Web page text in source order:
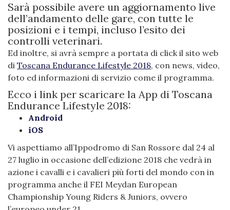
Sarà possibile avere un aggiornamento live
dell’andamento delle gare, con tutte le
posizioni e i tempi, incluso l’esito dei
controlli veterinari.
Ed inoltre, si avrà sempre a portata di click il sito web
di Toscana Endurance Lifestyle 2018, con news, video,
foto ed informazioni di servizio come il programma.
Ecco i link per scaricare la App di Toscana
Endurance Lifestyle 2018:
Android
iOS
Vi aspettiamo all’Ippodromo di San Rossore dal 24 al
27 luglio in occasione dell’edizione 2018 che vedrà in
azione i cavalli e i cavalieri più forti del mondo con in
programma anche il FEI Meydan European
Championship Young Riders & Juniors, ovvero